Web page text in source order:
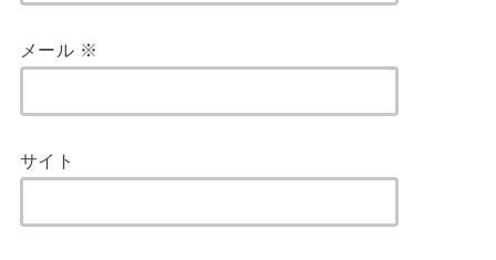
メール ※
サイト